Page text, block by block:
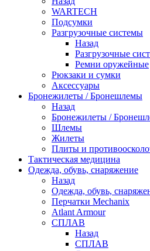
WARTECH
Подсумки
Разгрузочные системы
Назад
Разгрузочные
Ремни оружейные
Рюкзаки и сумки
Аксессуары
Бронежилеты / Бронешлемы
Назад
Бронежилеты /
Шлемы
Жилеты
Плиты и
Тактическая медицина
Одежда, обувь, снаряжение
Назад
Одежда, обувь,
Перчатки Mechanix
Atlant Armour
СПЛАВ
Назад
СПЛАВ